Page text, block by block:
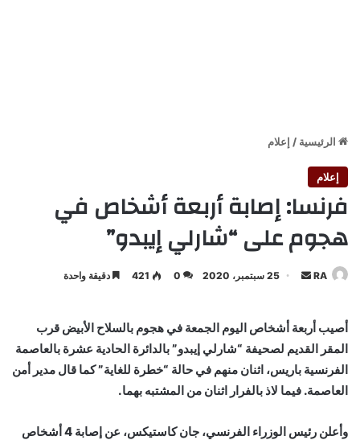
الرئيسية / إعلام
إعلام
فرنسا: إصابة أربعة أشخاص في
هجوم على “شارلي إيبدو”
RA
أرسل 25 سبتمبر، 2020 0
421 دقيقة واحدة
أصيب أربعة أشخاص اليوم الجمعة في هجوم بالسلاح الأبيض قرب
المقر القديم لصحيفة “شارلي إيبدو” بالدائرة الحادية عشرة بالعاصمة
الفرنسية باريس، اثنان منهم في حالة “خطرة للغاية” كما قال مدير أمن
العاصمة. فيما لاذ بالفرار اثنان من المشتبه بهما.
وأعلن رئيس الوزراء الفرنسي، جان كاستيكس، عن إصابة 4 أشخاص